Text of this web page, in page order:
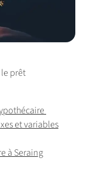
prêt
et variables
à Seraing